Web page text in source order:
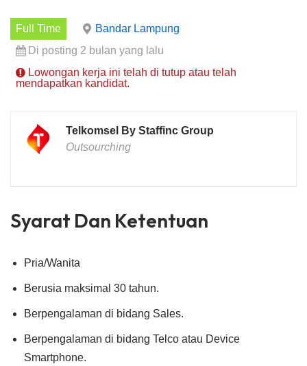
Full Time
Bandar Lampung
Di posting 2 bulan yang lalu
Lowongan kerja ini telah di tutup atau telah
mendapatkan kandidat.
Telkomsel By Staffinc Group
Outsourching
Syarat Dan Ketentuan
Pria/Wanita
Berusia maksimal 30 tahun.
Berpengalaman di bidang Sales.
Berpengalaman di bidang Telco atau Device
Smartphone.